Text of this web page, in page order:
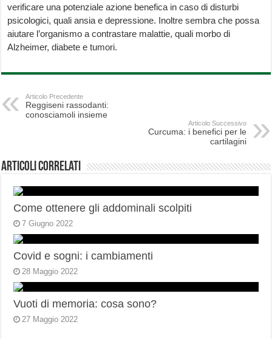
verificare una potenziale azione benefica in caso di disturbi
psicologici, quali ansia e depressione. Inoltre sembra che possa
aiutare l’organismo a contrastare malattie, quali morbo di
Alzheimer, diabete e tumori.
Articolo Precedente
Reggiseni rassodanti:
conosciamoli insieme
Articolo Successivo
Curcuma: i benefici per le
cartilagini
Articoli correlati
Come ottenere gli addominali scolpiti
7 Giugno 2022
Covid e sogni: i cambiamenti
28 Maggio 2022
Vuoti di memoria: cosa sono?
27 Maggio 2022